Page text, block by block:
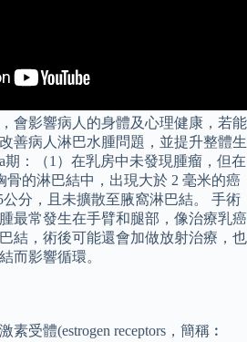
會影響病人的身體及心理健康，若能
善病人淋巴水腫問題，並提升整體生
期：（1）在乳房中未發現腫瘤，但在
骨的淋巴結中，出現大於 2 毫米的癌
分，且未擴散至腋窩淋巴結。 手術
最常發生在手臂和腿部，像治療乳癌
結，術後可能還會加做放射治療，也
而影響循環。
受體(estrogen receptors，簡稱︰